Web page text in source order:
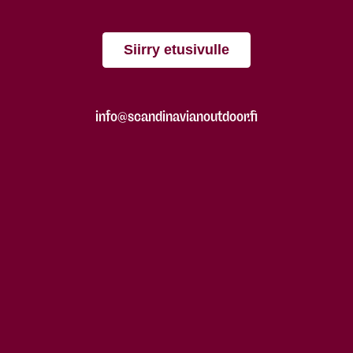
Siirry etusivulle
info@scandinavianoutdoor.fi